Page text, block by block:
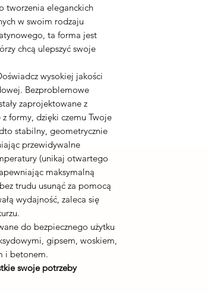
tworzenia eleganckich
w swoim rodzaju
ta forma jest
chcą ulepszyć swoje
wysokiej jakości
Bezproblemowe
zaprojektowane z
formy, dzięki czemu Twoje
stabilny, geometrycznie
przewidywalne
(unikaj otwartego
maksymalną
trudu usunąć za pomocą
wydajność, zaleca się
do bezpiecznego użytku
gipsem, woskiem,
i betonem.
swoje potrzeby